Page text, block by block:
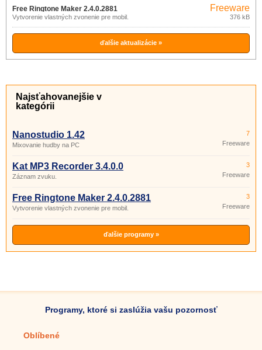
Free Ringtone Maker 2.4.0.2881
Vytvorenie vlastných zvonenie pre mobil.
Freeware
376 kB
ďalšie aktualizácie »
Najsťahovanejšie v
kategórii
Nanostudio 1.42
Mixovanie hudby na PC
7
Freeware
Kat MP3 Recorder 3.4.0.0
Záznam zvuku.
3
Freeware
Free Ringtone Maker 2.4.0.2881
Vytvorenie vlastných zvonenie pre mobil.
3
Freeware
ďalšie programy »
Programy, ktoré si zaslúžia vašu pozornosť
Oblíbené